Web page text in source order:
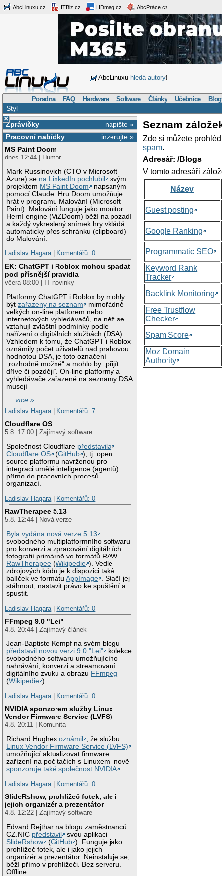
AbcLinuxu.cz ITBiz.cz HDmag.cz AbcPráce.cz
AbcLinuxu hledá autory!
Poradna FAQ Hardware Software Články Učebnice
Styl
×
napište »
Zprávičky
inzerujte »
Pracovní nabídky
MS Paint Doom
dnes 12:44 | Humor
Mark Russinovich (CTO v Microsoft
Azure) se na LinkedIn pochlubil
svým
projektem MS Paint Doom
napsaným
pomocí Claude. Hru Doom umožňuje
hrát v programu Malování (Microsoft
Paint). Malování funguje jako monitor.
Herní engine (ViZDoom) běží na pozadí
a každý vykreslený snímek hry vkládá
automaticky přes schránku (clipboard)
do Malování.
Ladislav Hagara| Komentářů: 0
EK: ChatGPT i Roblox mohou spadat
pod přísnější pravidla
včera 08:00 | IT novinky
Platformy ChatGPT i Roblox by mohly
býtzařazeny na seznam
mimořádně
velkých on-line platforem nebo
internetových vyhledávačů, na něž se
vztahují zvláštní podmínky podle
nařízení o digitálních službách (DSA).
Vzhledem k tomu, že ChatGPT i Roblox
oznámily počet uživatelů nad prahovou
hodnotou DSA, je toto označení
„rozhodně možné“ a mohlo by „přijít
dříve či později“. On-line platformy a
vyhledávače zařazené na seznamy DSA
musejí
…více »
Ladislav Hagara
Komentářů: 7
Cloudflare OS
5.8. 17:00 | Zajímavý software
Společnost Cloudflare představila
Cloudflare OS
(GitHub ), tj. open
source platformu navrženou pro
integraci umělé inteligence (agentů)
přímo do pracovních procesů
organizací.
Ladislav Hagara
Komentářů: 0
RawTherapee 5.13
5.8. 12:44 | Nová verze
Byla vydána nová verze 5.13
svobodného multiplatformního softwaru
pro konverzi a zpracování digitálních
fotografií primárně ve formátů RAW
RawTherapee (Wikipedie ). Vedle
zdrojových kódů je k dispozici také
balíček ve formátuAppImage . Stačí jej
stáhnout, nastavit právo ke spuštění a
spustit.
Ladislav Hagara
Komentářů: 0
FFmpeg 9.0 "Lei"
4.8. 20:44 | Zajímavý článek
Jean-Baptiste Kempf na svém blogu
představil novou verzi 9.0 "Lei"
kolekce
svobodného softwaru umožňujícího
nahrávání, konverzi a streamovaní
digitálního zvuku a obrazu FFmpeg
(Wikipedie ).
Ladislav Hagara | Komentářů: 0
NVIDIA sponzorem služby Linux
Vendor Firmware Service (LVFS)
4.8. 20:11 | Komunita
Richard Hughesoznámil
, že službu
Linux Vendor Firmware Service (LVFS)
umožňující aktualizovat firmware
zařízení na počítačích s Linuxem, nově
sponzoruje také společnost NVIDIA .
Ladislav Hagara | Komentářů: 0
SlideRshow, prohlížeč fotek, ale i
jejich organizér a prezentátor
4.8. 12:22 | Zajímavý software
Edvard Rejthar na blogu zaměstnanců
CZ.NIC představil
svou aplikaci
SlideRshow
(GitHub ). Funguje jako
prohlížeč fotek, ale i jako jejich
organizér a prezentátor. Neinstaluje se,
běží přímo v prohlížeči. Bez serveru.
Offline.
Seznam
Zde si můžete
spam.
Adresář: /Blogs
V tomto adresáři
Název
Guest posting
Google Ranking
Programmatic SEO
Keyword Rank
Tracker
Backlink Monitoring
Free Trustflow
Checker
Spam Score
Moz Domain
Authority